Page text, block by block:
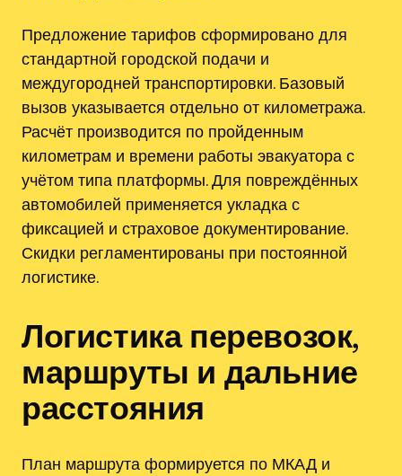
Предложение тарифов сформировано для
стандартной городской подачи и
междугородней транспортировки. Базовый
вызов указывается отдельно от километража.
Расчёт производится по пройденным
километрам и времени работы эвакуатора с
учётом типа платформы. Для повреждённых
автомобилей применяется укладка с
фиксацией и страховое документирование.
Скидки регламентированы при постоянной
логистике.
Логистика перевозок,
маршруты и дальние
расстояния
План маршрута формируется по МКАД и